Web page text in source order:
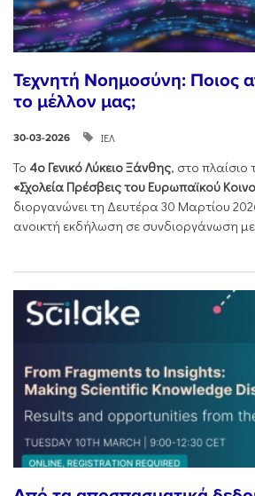
Τεχνητή Νοημοσύνη: Ποιος
το μέλλον μας;
30-03-2026 ΙΕΛ
Το 4ο Γενικό Λύκειο Ξάνθης, στο
«Σχολεία Πρέσβεις του Ευρωπαϊκού
διοργανώνει τη Δευτέρα 30 Μαρτίου
ανοικτή εκδήλωση σε συνδιοργάνωση με